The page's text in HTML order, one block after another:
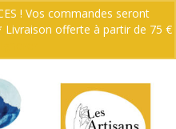
0.00€
! Vos commandes seront
offerte à partir de 75 €